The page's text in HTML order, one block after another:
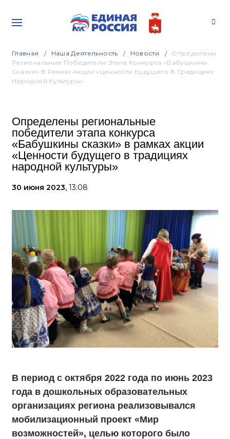
Главная Наша Деятельность Новости
Определены
Региональные Победители Этапа Конкурса «Бабушкины
Сказки» В Рамках Акции «Ценности Будущего В Традициях
Народной Культуры»
Определены региональные
победители этапа конкурса
«Бабушкины сказки» в рамках акции
«Ценности будущего в традициях
народной культуры»
30 июня 2023, 13:08
В период с октября 2022 года по июнь 2023
года в дошкольных образовательных
организациях региона реализовывался
мобилизационный проект «Мир
возможностей», целью которого было